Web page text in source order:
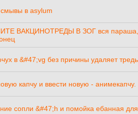
в asylum
ВАКЦИНОТРЕДЫ В ЗОГ вся параша,
в &#47;vg без причины удаляет
капчу и ввести новую - анимекапчу.
сопли &#47;h и помойка ебанная